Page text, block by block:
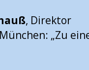
, Direktor
„Zu